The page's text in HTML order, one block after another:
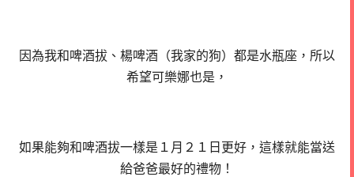
因為我和啤酒拔、楊啤酒（我家的狗）都是水瓶座，所以
希望可樂娜也是，
如果能夠和啤酒拔一樣是１月２１日更好，這樣就能當送
給爸爸最好的禮物！